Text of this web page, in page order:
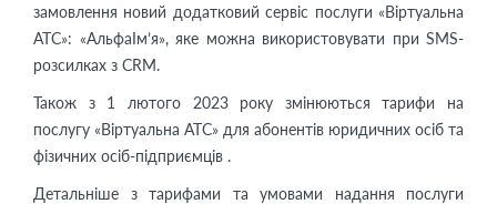
замовлення новий додатковий сервіс послуги «Віртуальна
АТС»: «АльфаІм’я», яке можна використовувати при SMS-
розсилках з CRM.
Також з 1 лютого 2023 року змінюються тарифи на
послугу «Віртуальна АТС» для абонентів юридичних осіб та
фізичних осіб-підприємців .
Детальніше з тарифами та умовами надання послуги